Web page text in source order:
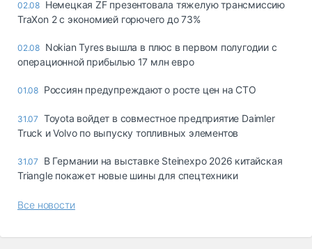
02.08 Немецкая ZF презентовала тяжелую трансмиссию
TraXon 2 с экономией горючего до 73%
02.08 Nokian Tyres вышла в плюс в первом полугодии с
операционной прибылью 17 млн евро
01.08 Россиян предупреждают о росте цен на СТО
31.07 Toyota войдет в совместное предприятие Daimler
Truck и Volvo по выпуску топливных элементов
31.07
В Германии на выставке Steinexpo 2026 китайская
Triangle покажет новые шины для спецтехники
Все новости